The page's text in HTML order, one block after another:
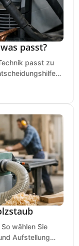
passt?
passt zu
wählen Sie
Aufstellung